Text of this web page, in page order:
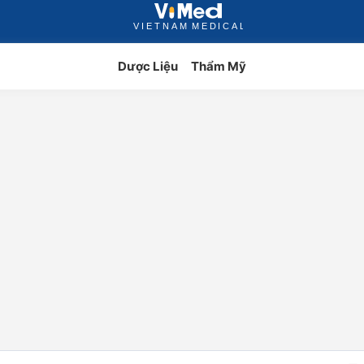
Dược Liệu Thẩm Mỹ